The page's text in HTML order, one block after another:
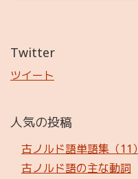
Twitter
ツイート
人気の投稿
古ノルド語単語集（11）
古ノルド語の主な動詞